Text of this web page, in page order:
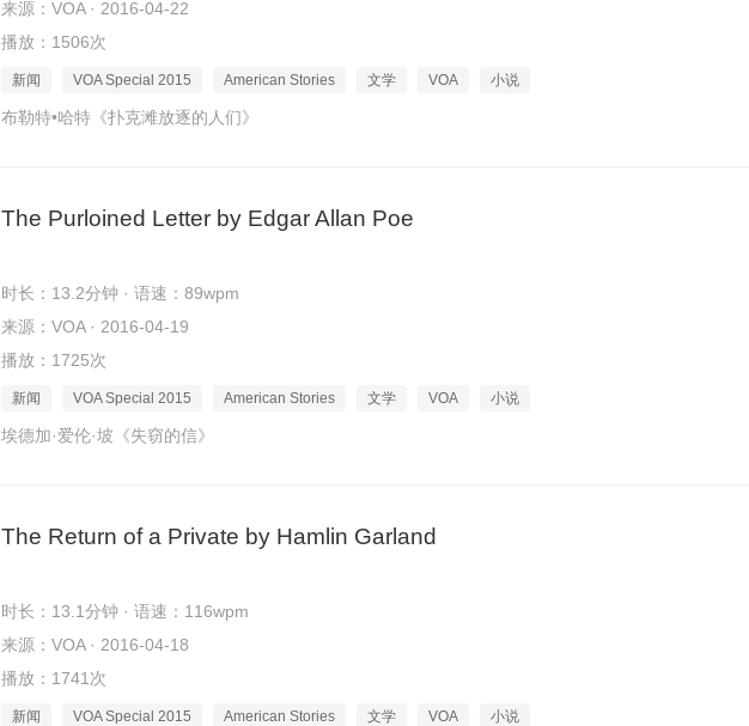
来源：VOA · 2016-04-22
播放：1506次
新闻 VOA Special 2015 American Stories 文学 VOA 小说
布勒特•哈特《扑克滩放逐的人们》
The Purloined Letter by Edgar Allan Poe
时长：13.2分钟 · 语速：89wpm
来源：VOA · 2016-04-19
播放：1725次
新闻 VOA Special 2015 American Stories 文学 VOA 小说
埃德加·爱伦·坡《失窃的信》
The Return of a Private by Hamlin Garland
时长：13.1分钟 · 语速：116wpm
来源：VOA · 2016-04-18
播放：1741次
新闻 VOA Special 2015 American Stories 文学 VOA 小说